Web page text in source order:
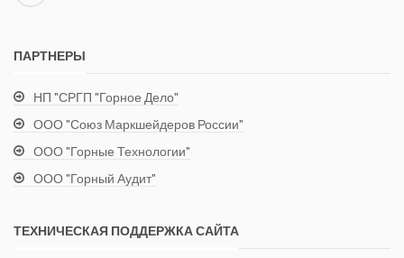
ПАРТНЕРЫ
НП "СРГП "Горное Дело"
ООО "Союз Маркшейдеров России"
ООО "Горные Технологии"
ООО "Горный Аудит"
ТЕХНИЧЕСКАЯ ПОДДЕРЖКА САЙТА